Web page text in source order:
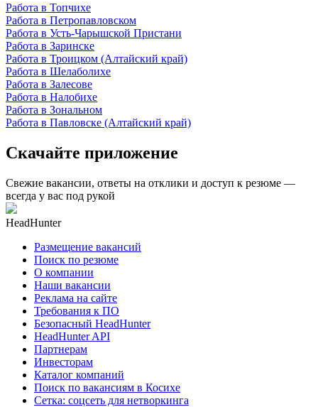
Работа в Топчихе
Работа в Петропавловском
Работа в Усть-Чарышской Пристани
Работа в Заринске
Работа в Троицком (Алтайский край)
Работа в Шелаболихе
Работа в Залесове
Работа в Налобихе
Работа в Зональном
Работа в Павловске (Алтайский край)
Скачайте приложение
Свежие вакансии, ответы на отклики и доступ к резюме —
всегда у вас под рукой
HeadHunter
Размещение вакансий
Поиск по резюме
О компании
Наши вакансии
Реклама на сайте
Требования к ПО
Безопасный HeadHunter
HeadHunter API
Партнерам
Инвесторам
Каталог компаний
Поиск по вакансиям в Косихе
Сетка: соцсеть для нетворкинга